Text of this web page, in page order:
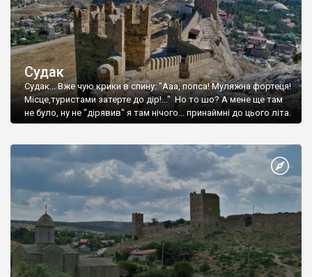
Судак
Судак... Вже чую крики в спину: "Ааа, попса! Муляжна фортеця!
Місце,туристами затерте до дір!..." Но то шо? А мене ще там
не було, ну не "дірявив" я там нічого... принаймні до цього літа.